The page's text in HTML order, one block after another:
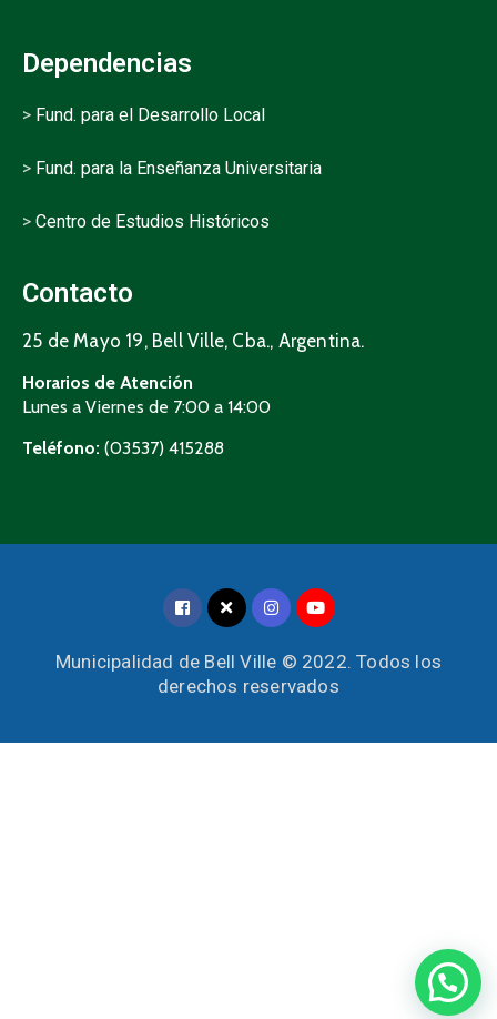
Dependencias
> Fund. para el Desarrollo Local
> Fund. para la Enseñanza Universitaria
> Centro de Estudios Históricos
Contacto
25 de Mayo 19, Bell Ville, Cba., Argentina.
Horarios de Atención
Lunes a Viernes de 7:00 a 14:00
Teléfono: (03537) 415288
Municipalidad de Bell Ville © 2022. Todos los
derechos reservados